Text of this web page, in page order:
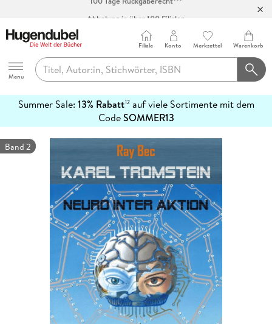
Abholung in über 100 Filialen
Hugendubel
Menu
Filiale Konto Merkzettel Warenkorb
Summer Sale: 13% Rabatt12auf viele Sortimente mit dem
CodeSOMMER13
erfahren
Band 2